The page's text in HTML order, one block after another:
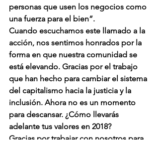
personas que usen los negocios como
una fuerza para el bien”.
Cuando escuchamos este llamado a la
acción, nos sentimos honrados por la
forma en que nuestra comunidad se
está elevando. Gracias por el trabajo
que han hecho para cambiar el sistema
del capitalismo hacia la justicia y la
inclusión. Ahora no es un momento
para descansar. ¿Cómo llevarás
adelante tus valores en 2018?
Gracias por trabajar con nosotros para